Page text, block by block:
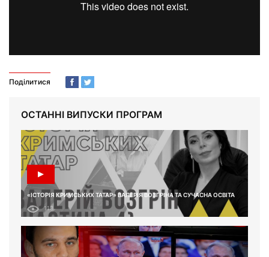
Поділитися
ОСТАННІ ВИПУСКИ ПРОГРАМ
«ІСТОРІЯ КРИМСЬКИХ ТАТАР» ВАЛЕРІЯ ВОЗГРІНА ТА СУЧАСНА ОСВІТА
113